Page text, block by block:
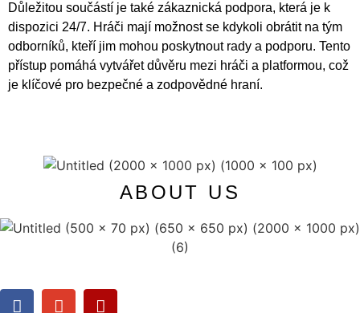
Důležitou součástí je také zákaznická podpora, která je k
dispozici 24/7. Hráči mají možnost se kdykoli obrátit na tým
odborníků, kteří jim mohou poskytnout rady a podporu. Tento
přístup pomáhá vytvářet důvěru mezi hráči a platformou, což
je klíčové pro bezpečné a zodpovědné hraní.
ABOUT US